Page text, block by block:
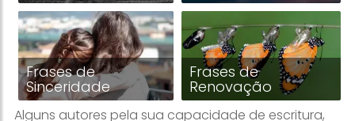
Frases de
Sinceridade
Frases de
Renovação
Alguns autores pela sua capacidade de escritura,